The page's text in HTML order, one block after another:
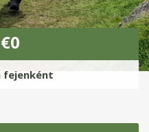
€0
fejenként